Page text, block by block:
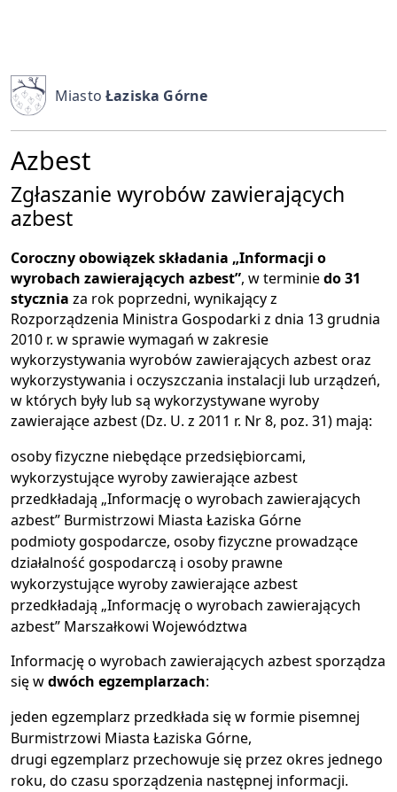
MiastoŁaziska Górne
Azbest
Zgłaszanie wyrobów zawierających
azbest
Coroczny obowiązek składania „Informacji o
wyrobach zawierających azbest”, w terminiedo 31
stycznia za rok poprzedni, wynikający z
Rozporządzenia Ministra Gospodarki z dnia 13 grudnia
2010 r. w sprawie wymagań w zakresie
wykorzystywania wyrobów zawierających azbest oraz
wykorzystywania i oczyszczania instalacji lub urządzeń,
w których były lub są wykorzystywane wyroby
zawierające azbest (Dz. U. z 2011 r. Nr 8, poz. 31) mają:
osoby fizyczne niebędące przedsiębiorcami,
wykorzystujące wyroby zawierające azbest
przedkładają „Informację o wyrobach zawierających
azbest” Burmistrzowi Miasta Łaziska Górne
podmioty gospodarcze, osoby fizyczne prowadzące
działalność gospodarczą i osoby prawne
wykorzystujące wyroby zawierające azbest
przedkładają „Informację o wyrobach zawierających
azbest” Marszałkowi Województwa
Informację o wyrobach zawierających azbest sporządza
się wdwóch egzemplarzach:
jeden egzemplarz przedkłada się w formie pisemnej
Burmistrzowi Miasta Łaziska Górne,
drugi egzemplarz przechowuje się przez okres jednego
roku, do czasu sporządzenia następnej informacji.